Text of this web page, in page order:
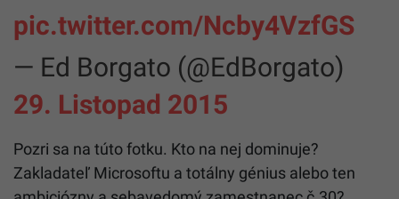
pic.twitter.com/Ncby4VzfGS
— Ed Borgato (@EdBorgato)
29. Listopad 2015
Pozri sa na túto fotku. Kto na nej dominuje?
Zakladateľ Microsoftu a totálny génius alebo ten